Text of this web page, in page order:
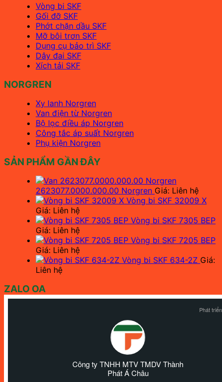
Vòng bi SKF
Gối đỡ SKF
Phớt chặn dầu SKF
Mỡ bôi trơn SKF
Dụng cụ bảo trì SKF
Dây đai SKF
Xích tải SKF
NORGREN
Xy lanh Norgren
Van điện từ Norgren
Bộ lọc điều áp Norgren
Công tắc áp suất Norgren
Phụ kiện Norgren
SẢN PHẨM GẦN ĐÂY
2623077.0000.000.00 Norgren Giá: Liên hệ
Vòng bi SKF 32009 X
Giá: Liên hệ
Vòng bi SKF 7305 BEP
Giá: Liên hệ
Vòng bi SKF 7205 BEP
Giá: Liên hệ
Vòng bi SKF 634-2Z Giá:
Liên hệ
ZALO OA